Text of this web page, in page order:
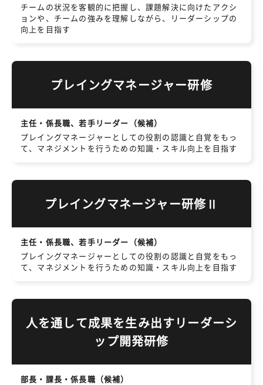
チームの状況を客観的に把握し、課題解決に向けたアクシ
ョンや、チームの強みを理解しながら、リーダーシップの
向上を目指す
プレイングマネージャー研修
主任・係長職、若手リーダー（候補）
プレイングマネージャーとしての役割の認識と自覚をもっ
て、マネジメントを行うための知識・スキル向上を目指す
プレイングマネージャー研修Ⅱ
主任・係長職、若手リーダー（候補）
プレイングマネージャーとしての役割の認識と自覚をもっ
て、マネジメントを行うための知識・スキル向上を目指す
人を通して成果を生み出すリーダーシ
ップ開発研修
部長・課長・係長職（候補）